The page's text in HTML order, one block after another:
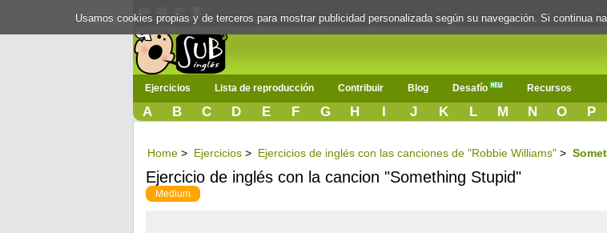
Ejercicios Lista de reproducción Contribuir Blog Desafío Recursos
A B C D E F G H I J K L M N O P
Home > Ejercicios > Ejercicios de inglés con las canciones de "Robbie Williams" >
Ejercicio de inglés con la cancion "Something Stupid"
Medium
Usamos cookies propias y de terceros para mostrar publicidad personalizada según su navegación. Si continua